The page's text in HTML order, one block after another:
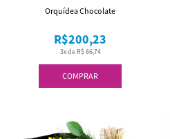
COMPRAR
3x de R$ 66,74
R$200,23
Orquídea Chocolate